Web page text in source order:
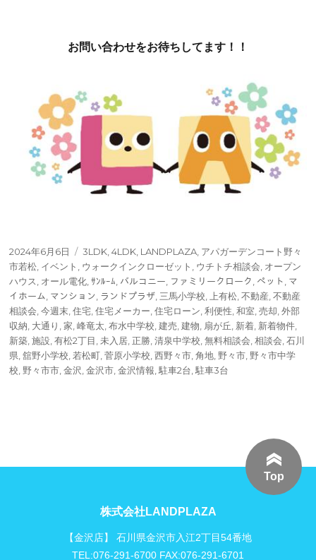
お問い合わせをお待ちしてます！！
投
稿
日:
2024年6月6日
タ
グ
3LDK,4LDK, LANDPLAZA, アパガーデンコート野々
市若松, イベント , ウォークインクローゼット , ウチトチ相談会, オープン
ハウス, オール電化,ｻﾝﾙｰﾑ, バルコニー, ファミリークローク, ペット, マ
イホーム, マンション, ランドプラザ,三馬小学校,上有松,不動産,不動産
相談会,今週末,住宅,住宅メーカー,住宅ローン,利便性,和室,売却,外部
収納, 大通り ,家,峰竜太,布水中学校,建売,建物, 扇が丘, 新着, 新着物件,
新築,施設,有松2丁目,未入居,正勝,清泉中学校,無料相談会,相談会,石川
県,舘野小学校,若松町,菅原小学校,西野々市,角地, 野々市, 野々市中学
校, 野々市市,金沢,金沢市,金沢情報,駐車2台,駐車3台
Top
株式会社LANDPLAZA
【金沢店】 石川県金沢市入江2丁目54番地
TEL:076-291-6700 FAX:076-291-6701